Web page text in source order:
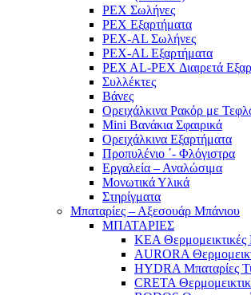
PEX Σωλήνες
PEX Εξαρτήματα
PEX-AL Σωλήνες
PEX-AL Εξαρτήματα
PEX AL-PEX Διαιρετά
Συλλέκτες
Βάνες
Ορειχάλκινα Ρακόρ με
Mini Βανάκια Σφαιρικά
Ορειχάλκινα Εξαρτήματα
Προπυλένιο ΄- Φλόγιστρα
Εργαλεία – Αναλώσιμα
Μονωτικά Υλικά
Στηρίγματα
Μπαταρίες – Αξεσουάρ Μπάνιου
ΜΠΑΤΑΡΙΕΣ
KEA Θερμομεικτικές
AURORA
HYDRA Μπαταρίες
CRETA